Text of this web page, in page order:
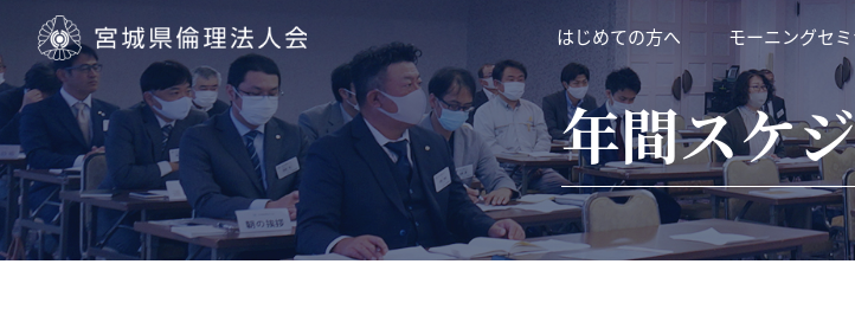
宮城県倫理法人会
はじめての方へ モーニングセ
年間スケ